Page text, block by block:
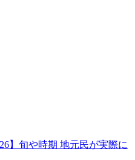
】旬や時期 地元民が実際に